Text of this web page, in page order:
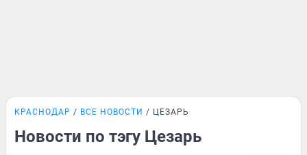
КРАСНОДАР ВСЕ НОВОСТИ ЦЕЗАРЬ
Новости по тэгу Цезарь